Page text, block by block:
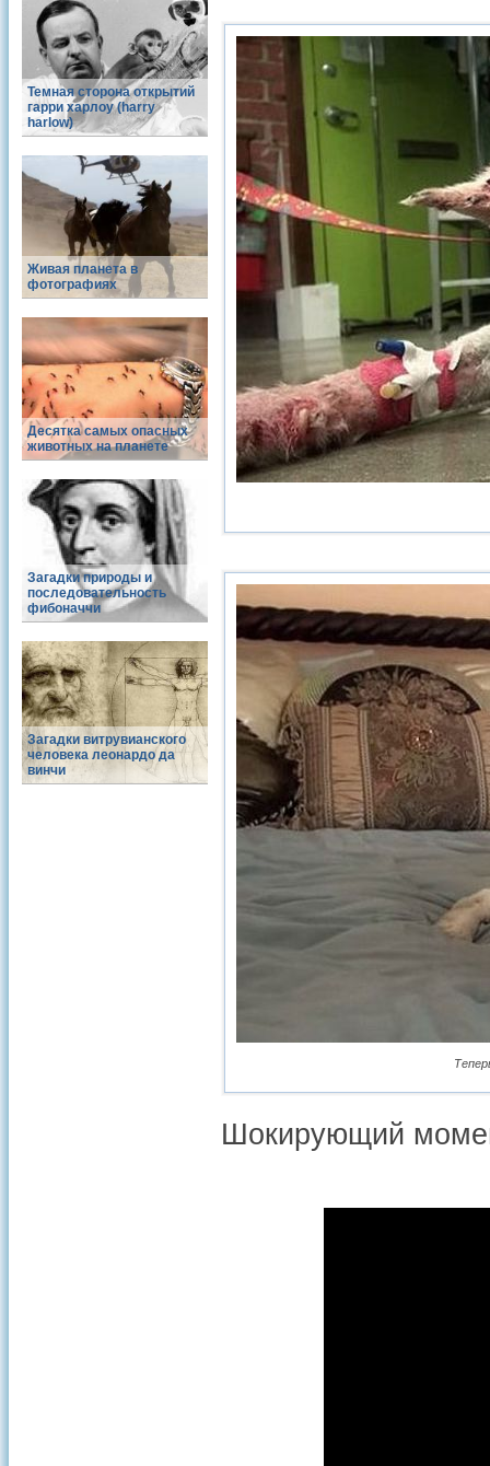
Темная сторона открытий
гарри харлоу (harry
harlow)
Живая планета в
фотографиях
Десятка самых опасных
животных на планете
Загадки природы и
последовательность
фибоначчи
Загадки витрувианского
человека леонардо да
винчи
Шокирующий